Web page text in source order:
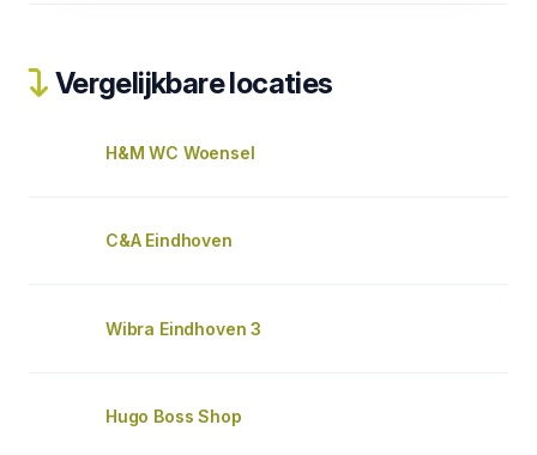
Vergelijkbare locaties
H&M WC Woensel
C&A Eindhoven
Wibra Eindhoven 3
Hugo Boss Shop